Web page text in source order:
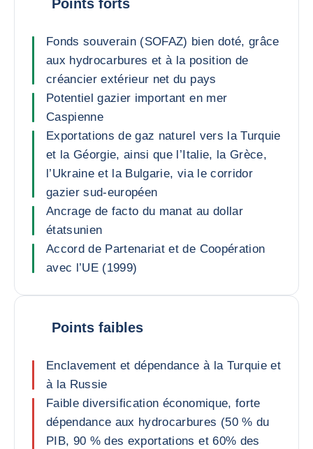
Points forts
Fonds souverain (SOFAZ) bien doté, grâce
aux hydrocarbures et à la position de
créancier extérieur net du pays
Potentiel gazier important en mer
Caspienne
Exportations de gaz naturel vers la Turquie
et la Géorgie, ainsi que l’Italie, la Grèce,
l’Ukraine et la Bulgarie, via le corridor
gazier sud-européen
Ancrage de facto du manat au dollar
étatsunien
Accord de Partenariat et de Coopération
avec l’UE (1999)
Points faibles
Enclavement et dépendance à la Turquie et
à la Russie
Faible diversification économique, forte
dépendance aux hydrocarbures (50 % du
PIB, 90 % des exportations et 60% des